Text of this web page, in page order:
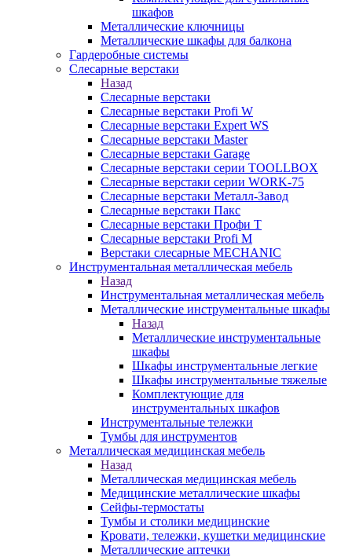
шкафов
Металлические ключницы
Металлические шкафы для балкона
Гардеробные системы
Слесарные верстаки
Назад
Слесарные верстаки
Слесарные верстаки Profi W
Слесарные верстаки Expert WS
Слесарные верстаки Master
Слесарные верстаки Garage
Слесарные верстаки серии TOOLLBOX
Слесарные верстаки серии WORK-75
Слесарные верстаки Металл-Завод
Слесарные верстаки Пакс
Слесарные верстаки Профи Т
Слесарные верстаки Profi M
Верстаки слесарные MECHANIC
Инструментальная металлическая мебель
Назад
Инструментальная металлическая мебель
Металлические инструментальные шкафы
Назад
Металлические инструментальные
шкафы
Шкафы инструментальные легкие
Шкафы инструментальные тяжелые
Комплектующие для
инструментальных шкафов
Инструментальные тележки
Тумбы для инструментов
Металлическая медицинская мебель
Назад
Металлическая медицинская мебель
Медицинские металлические шкафы
Сейфы-термостаты
Тумбы и столики медицинские
Кровати, тележки, кушетки медицинские
Металлические аптечки